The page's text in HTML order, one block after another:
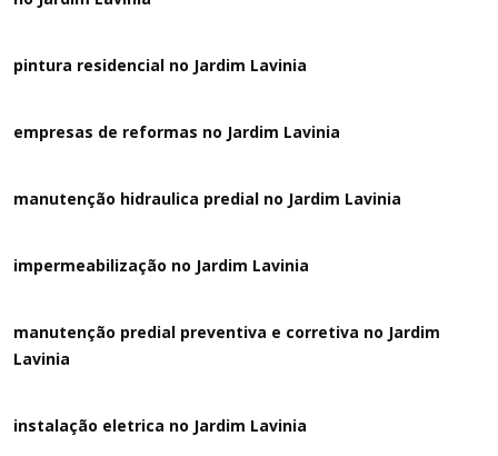
pintura residencial no Jardim Lavinia
empresas de reformas no Jardim Lavinia
manutenção hidraulica predial no Jardim Lavinia
impermeabilização no Jardim Lavinia
manutenção predial preventiva e corretiva no Jardim
Lavinia
instalação eletrica no Jardim Lavinia